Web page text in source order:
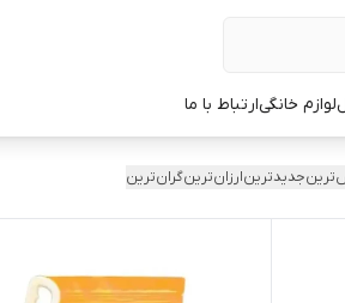
لوازم خانگیارتباط با ما
جدیدترینارزان‌ترینگران‌ترین